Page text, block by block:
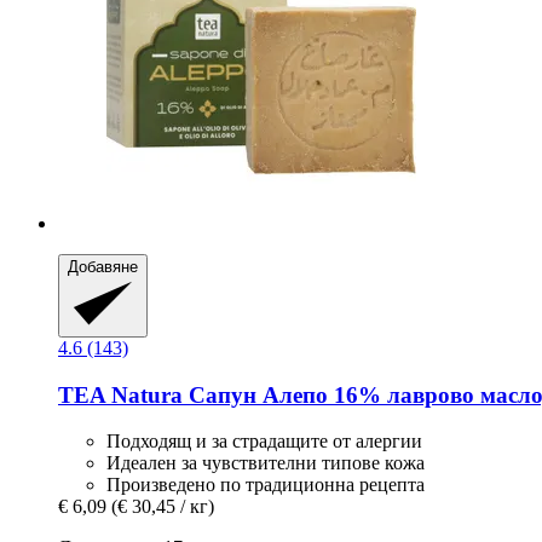
Добавяне
4.6 (143)
TEA Natura Сапун Алепо 16% лаврово
Подходящ и за страдащите от алергии
Идеален за чувствителни типове кожа
Произведено по традиционна рецепта
€ 6,09 (€ 30,45 / кг)